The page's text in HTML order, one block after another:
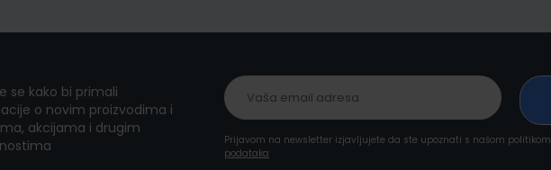
se kako bi primali
o novim proizvodima i
akcijama i drugim
Prijavom na newsletter izjavljujete da ste upoznati s našom politikom
podataka